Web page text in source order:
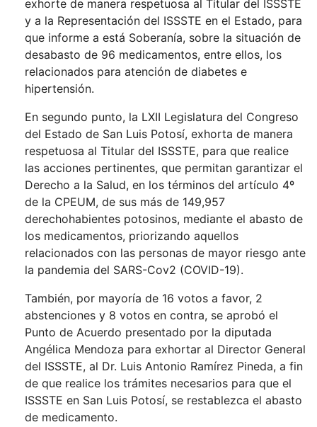
exhorte de manera respetuosa al Titular del ISSSTE
y a la Representación del ISSSTE en el Estado, para
que informe a está Soberanía, sobre la situación de
desabasto de 96 medicamentos, entre ellos, los
relacionados para atención de diabetes e
hipertensión.
En segundo punto, la LXII Legislatura del Congreso
del Estado de San Luis Potosí, exhorta de manera
respetuosa al Titular del ISSSTE, para que realice
las acciones pertinentes, que permitan garantizar el
Derecho a la Salud, en los términos del artículo 4º
de la CPEUM, de sus más de 149,957
derechohabientes potosinos, mediante el abasto de
los medicamentos, priorizando aquellos
relacionados con las personas de mayor riesgo ante
la pandemia del SARS-Cov2 (COVID-19).
También, por mayoría de 16 votos a favor, 2
abstenciones y 8 votos en contra, se aprobó el
Punto de Acuerdo presentado por la diputada
Angélica Mendoza para exhortar al Director General
del ISSSTE, al Dr. Luis Antonio Ramírez Pineda, a fin
de que realice los trámites necesarios para que el
ISSSTE en San Luis Potosí, se restablezca el abasto
de medicamento.